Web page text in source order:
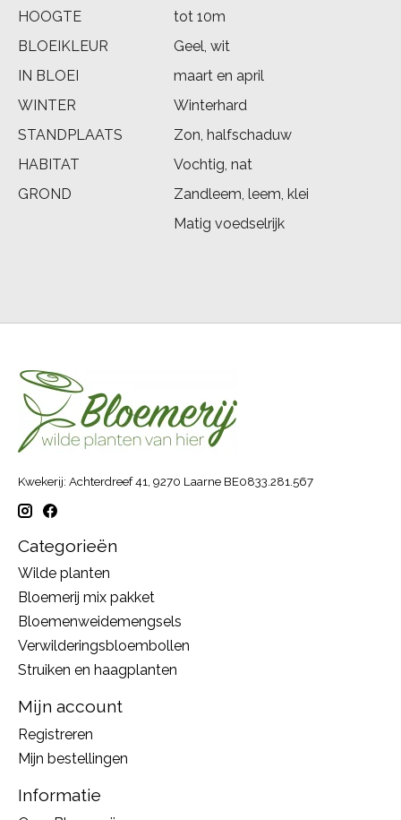
HOOGTE
tot 10m
BLOEIKLEUR
Geel, wit
IN BLOEI
maart en april
WINTER
Winterhard
STANDPLAATS
Zon, halfschaduw
HABITAT
Vochtig, nat
GROND
Zandleem, leem, klei
Matig voedselrijk
Kwekerij: Achterdreef 41, 9270 Laarne BE0833.281.567
Categorieën
Wilde planten
Bloemerij mix pakket
Bloemenweidemengsels
Verwilderingsbloembollen
Struiken en haagplanten
Mijn account
Registreren
Mijn bestellingen
Informatie